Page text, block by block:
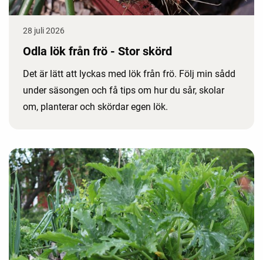
28 juli 2026
Odla lök från frö - Stor skörd
Det är lätt att lyckas med lök från frö. Följ min sådd
under säsongen och få tips om hur du sår, skolar
om, planterar och skördar egen lök.